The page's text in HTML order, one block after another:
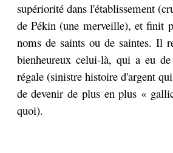
supériorité dans l'établissement
de Pékin (une merveille), et finit
noms de saints ou de saintes. Il
bienheureux celui-là, qui a eu
régale (sinistre histoire d'argent
de devenir de plus en plus «
quoi).